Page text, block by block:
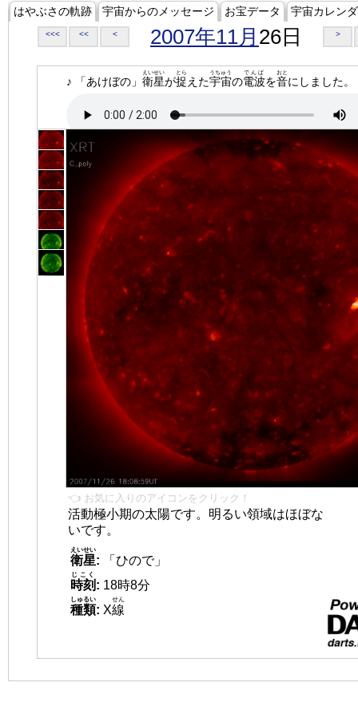
はやぶさの軌跡 宇宙からのメッセージ お宝データ 宇宙カレン
<<< << < 2007年11月 26日 >
♪ 「あけぼの」 衛星
えいせい
が捉
とら
えた宇宙
うちゅう
の電波
でんぱ
を音
おと
にしました。
👈 お気に入りのアイコンをクリック！
活動極小期の太陽です。明るい領域はほぼな
いです。
衛星
えいせい
:
「ひので」
時刻
じこく
: 18時8分
種類
しゅるい
: X線
せん